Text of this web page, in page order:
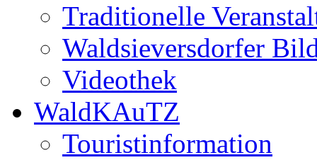
Traditionelle
Waldsieversdorfer
Videothek
WaldKAuTZ
Touristinformation